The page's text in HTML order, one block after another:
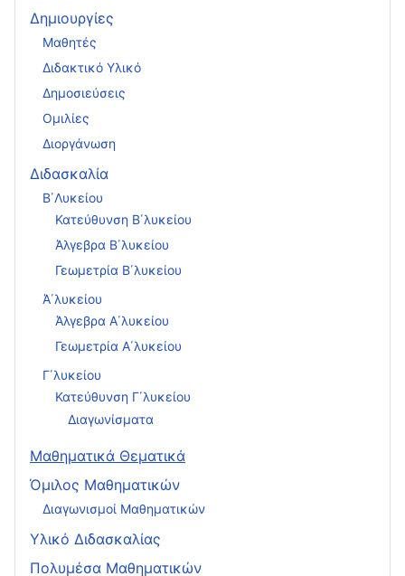
Δημιουργίες
Μαθητές
Διδακτικό Υλικό
Δημοσιεύσεις
Ομιλίες
Διοργάνωση
Διδασκαλία
Β΄Λυκείου
Κατεύθυνση Β΄λυκείου
Άλγεβρα Β΄λυκείου
Γεωμετρία Β΄λυκείου
Ά΄λυκείου
Άλγεβρα Α΄λυκείου
Γεωμετρία Α΄λυκείου
Γ΄λυκείου
Κατεύθυνση Γ΄λυκείου
Διαγωνίσματα
Μαθηματικά Θεματικά
Όμιλος Μαθηματικών
Διαγωνισμοί Μαθηματικών
Υλικό Διδασκαλίας
Πολυμέσα Μαθηματικών